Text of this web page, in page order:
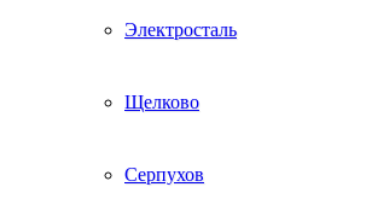
Электросталь
Щелково
Серпухов